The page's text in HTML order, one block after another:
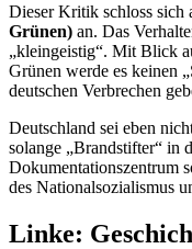
Dieser Kritik schloss sich
Grünen) an. Das
„kleingeistig“. Mit Blick
Grünen werde es keinen
deutschen Verbrechen
Deutschland sei eben
solange „Brandstifter“ in
Dokumentationszentrum
des Nationalsozialismus
Linke: